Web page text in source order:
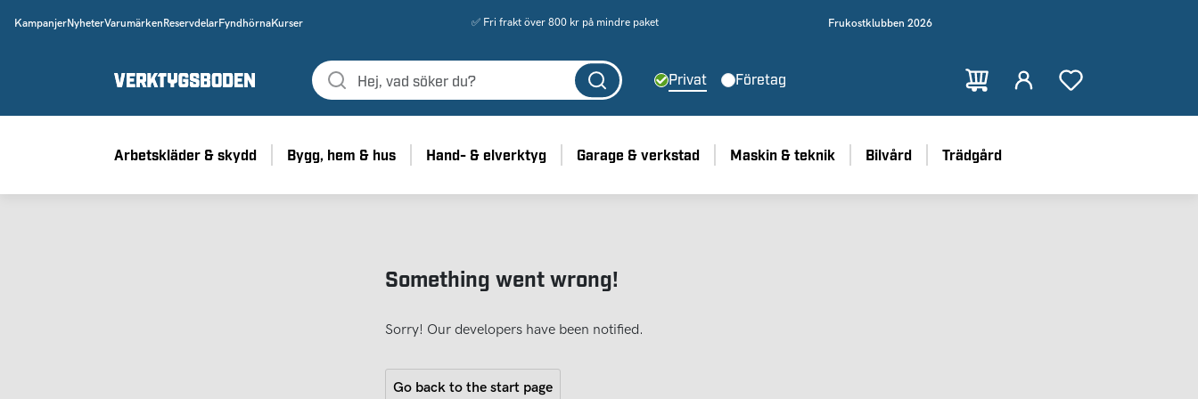
KampanjerNyheterVarumärken ReservdelarFyndhörnaKurser ✅ Fri frakt över 800 kr på mindre paket Frukostklubben 2026
Privat Företag
Arbetskläder & skydd Bygg, hem & hus Hand- & elverktyg Garage & verkstad Maskin & teknik Bilvård Trädgård
Something went wrong!
Sorry! Our developers have been notified.
Go back to the start page